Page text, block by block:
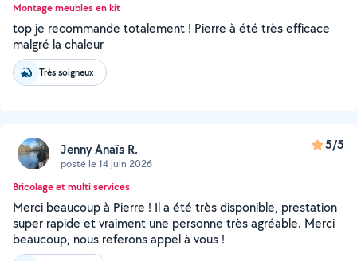
Montage meubles en kit
top je recommande totalement ! Pierre à été très efficace
malgré la chaleur
Très soigneux
Jenny Anaïs R.
posté le 14 juin 2026
5/5
Bricolage et multi services
Merci beaucoup à Pierre ! Il a été très disponible, prestation
super rapide et vraiment une personne très agréable. Merci
beaucoup, nous referons appel à vous !